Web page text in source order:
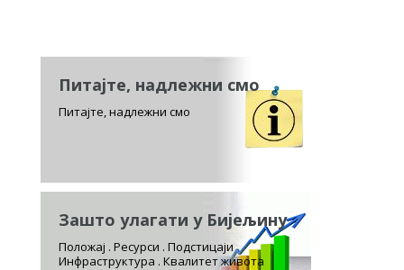
Питајте, надлежни смо
Питајте, надлежни смо
Зашто улагати у Бијељину
Положај . Ресурси . Подстицаји
Инфраструктура . Квалитет живота